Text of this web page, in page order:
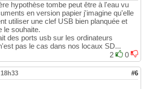
hypothèse tombe peut être à l'eau vu
en version papier j'imagine qu'elle
utiliser une clef USB bien planquée et
le souhaite.
des ports usb sur les ordinateurs
pas le cas dans nos locaux SD...
2
0
#6